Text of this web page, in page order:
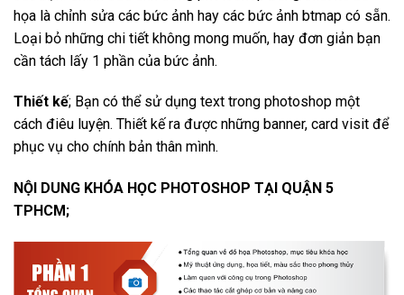
họa là chỉnh sửa các bức ảnh hay các bức ảnh btmap có sẵn.
Loại bỏ những chi tiết không mong muốn, hay đơn giản bạn
cần tách lấy 1 phần của bức ảnh.
Thiết kế; Bạn có thể sử dụng text trong photoshop một
cách điêu luyện. Thiết kế ra được những banner, card visit để
phục vụ cho chính bản thân mình.
NỘI DUNG KHÓA HỌC PHOTOSHOP TẠI QUẬN 5
TPHCM;